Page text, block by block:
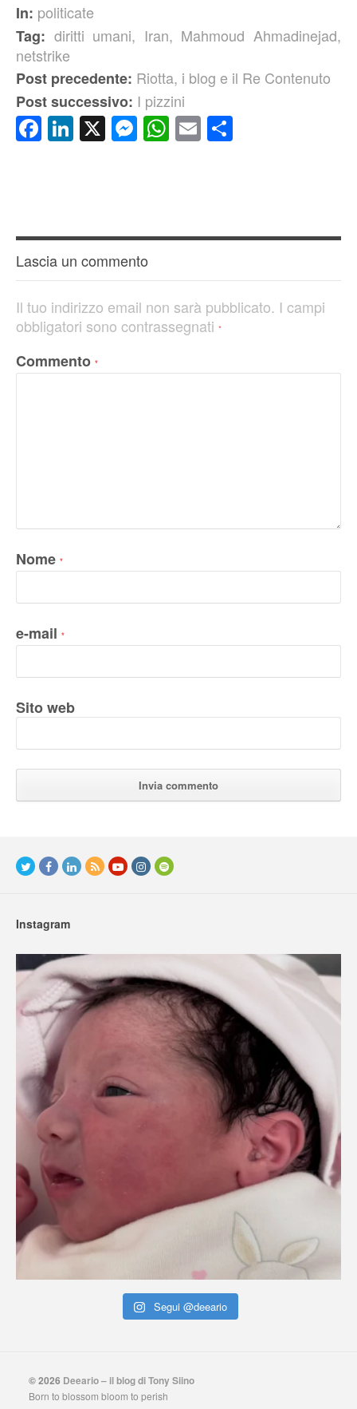
In: politicate
Tag: diritti umani, Iran, Mahmoud Ahmadinejad,
netstrike
Post precedente: Riotta, i blog e il Re Contenuto
Post successivo: I pizzini
Facebook
LinkedIn
X Messenger
WhatsApp
Email
Lascia un commento
Il tuo indirizzo email non sarà pubblicato. I campi
obbligatori sono contrassegnati *
Commento *
Nome *
e-mail *
Sito web
Instagram
Segui @deeario
© 2026 Deeario – il blog di Tony Siino
Born to blossom bloom to perish